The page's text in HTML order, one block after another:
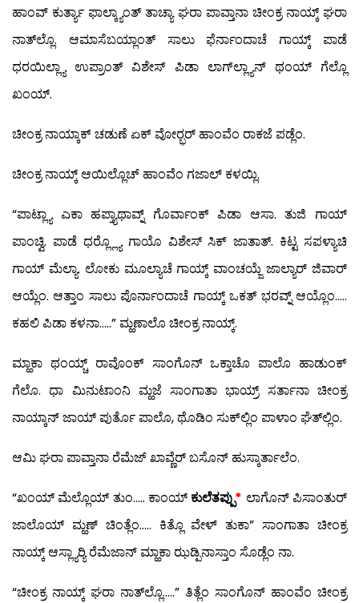
ಹಾಂವ್ ಕುರ್ತ್ಯಾ ಫಾಲ್ಕ್ಯಾಂತ್ ತಾಚ್ಯಾ ಘರಾ ಪಾವ್ತಾನಾ ಚೀಂಕ್ರ ನಾಯ್ಕ್ ಘರಾ
ನಾತ್‍ಲ್ಲೊ. ಆಮಾಸೆಬಯ್ಲಾಂತ್ ಸಾಲು ಫೆರ್ನಾಂದಾಚೆ ಗಾಯ್ಕ್ ಪಾಡೆ
ಧರಯಿಲ್ಲ್ಯಾ ಉಪ್ರಾಂತ್ ವಿಶೇಸ್ ಪಿಡಾ ಲಾಗ್‍ಲ್ಲ್ಯಾನ್ ಥಂಯ್ ಗೆಲ್ಲೊ
ಖಂಯ್.
ಚೀಂಕ್ರ ನಾಯ್ಕಾಕ್ ಚಡುಣೆ ಏಕ್ ವೋರ್‍ಭರ್ ಹಾಂವೆಂ ರಾಕಜೆ ಪಡ್ಲೆಂ.
ಚೀಂಕ್ರ ನಾಯ್ಕ್ ಆಯಿಲ್ಲೊಚ್ ಹಾಂವೆಂ ಗಜಾಲ್ ಕಳಯ್ಲಿ.
“ಪಾಟ್ಲ್ಯಾ ಎಕಾ ಹಪ್ತ್ಯಾಥಾವ್ನ್ ಗೊರ್ವಾಂಕ್ ಪಿಡಾ ಆಸಾ. ತುಜಿ ಗಾಯ್
ಪಾಂಚ್ವಿ. ಪಾಡೆ ಧರ್‍ಲ್ಲ್ಯೊ ಗಾಯೊ ವಿಶೇಸ್ ಸಿಕ್ ಜಾತಾತ್. ಕಿಟ್ಟ ಸಪಳ್ಯಾಚಿ
ಗಾಯ್ ಮೆಲ್ಯಾ. ಲೋಕು ಮೂಲ್ಯಾಚೆ ಗಾಯ್ಕ್ ವಾಂಚಯ್ಜೆ ಜಾಲ್ಯಾರ್ ಜಿವಾರ್
ಆಯ್ಲೆಂ. ಆತ್ತಾಂ ಸಾಲು ಪೊರ್ನಾಂದಾಚೆ ಗಾಯ್ಕ್ ಒಕತ್ ಭರವ್ನ್ ಆಯ್ಲೊಂ…..
ಕಹಲಿ ಪಿಡಾ ಕಳನಾ…..” ಮ್ಹಣಾಲೊ ಚೀಂಕ್ರ ನಾಯ್ಕ್.
ಮ್ಹಾಕಾ ಥಂಯ್ಚ್ ರಾವೊಂಕ್ ಸಾಂಗೊನ್ ಒಕ್ತಾಚೊ ಪಾಲೊ ಹಾಡುಂಕ್
ಗೆಲೊ. ಧಾ ಮಿನುಟಾಂನಿ ಮ್ಹಜೆ ಸಾಂಗಾತಾ ಭಾಯ್ರ್ ಸರ್ತಾನಾ ಚೀಂಕ್ರ
ನಾಯ್ಕಾನ್ ಜಾಯ್ ಪುರ್ತೊ ಪಾಲೊ, ಥೊಡಿಂ ಸುಕ್‍ಲ್ಲಿಂ ಪಾಳಾಂ ಘೆತ್‍ಲ್ಲಿಂ.
ಆಮಿ ಘರಾ ಪಾವ್ತಾನಾ ರೆಮೆಜ್ ಖಾವ್ಣೆರ್ ಬಸೊನ್ ಹುಸ್ಕಾರ್ತಾಲೆಂ.
“ಖಂಯ್ ಮೆಲ್ಲೊಯ್ ತುಂ….. ಕಾಂಯ್ಕುಲೆತಪ್ಪು* ಲಾಗೊನ್ ಪಿಸಾಂತುರ್
ಜಾಲೊಯ್ ಮ್ಹಣ್ ಚಿಂತ್ಲೆಂ….. ಕಿತ್ಲೊ ವೇಳ್ ತುಕಾ” ಸಾಂಗಾತಾ ಚೀಂಕ್ರ
ನಾಯ್ಕ್ ಆಸ್ಲ್ಯಾರ್‍ಯಿ ರೆಮೆಜಾನ್ ಮ್ಹಾಕಾ ಝಡ್ಪಿನಾಸ್ತಾಂ ಸೊಡ್ಲೆಂ ನಾ.
“ಚೀಂಕ್ರ ನಾಯ್ಕ್ ಘರಾ ನಾತ್‍ಲ್ಲೊ…..” ತಿತ್ಲೆಂ ಸಾಂಗೊನ್ ಹಾಂವೆಂ ಚೀಂಕ್ರ